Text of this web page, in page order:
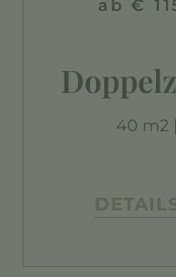
ab €
40 m2